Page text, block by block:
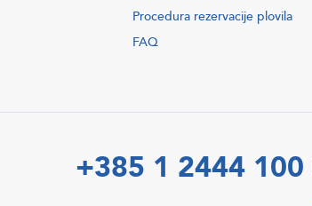
Procedura rezervacije plovila
FAQ
+385 1 2444 100